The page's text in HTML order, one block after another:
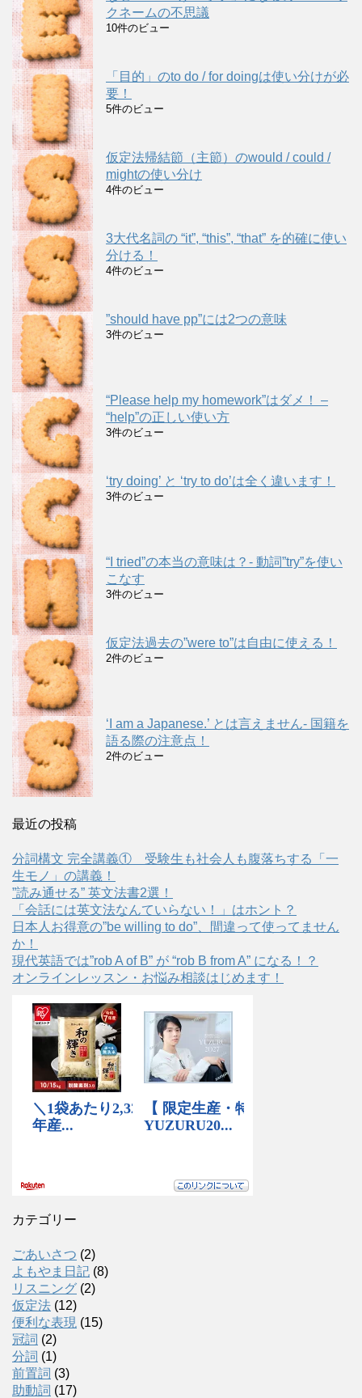
クネームの不思議
10件のビュー
「目的」のto do / for doingは使い分けが必
要！
5件のビュー
仮定法帰結節（主節）のwould / could /
mightの使い分け
4件のビュー
3大代名詞の “it”, “this”, “that” を的確に使い
分ける！
4件のビュー
”should have pp”には2つの意味
3件のビュー
“Please help my homework”はダメ！ –
“help”の正しい使い方
3件のビュー
‘try doing’ と ‘try to do’は全く違います！
3件のビュー
“I tried”の本当の意味は？- 動詞”try”を使い
こなす
3件のビュー
仮定法過去の”were to”は自由に使える！
2件のビュー
‘I am a Japanese.’ とは言えません- 国籍を
語る際の注意点！
2件のビュー
最近の投稿
分詞構文 完全講義① 受験生も社会人も腹落ちする「一
生モノ」の講義！
”読み通せる” 英文法書2選！
「会話には英文法なんていらない！」はホント？
日本人お得意の”be willing to do”、間違って使ってません
か！
現代英語では”rob A of B” が “rob B from A” になる！？
オンラインレッスン・お悩み相談はじめます！
カテゴリー
ごあいさつ (2)
よもやま日記 (8)
リスニング (2)
仮定法 (12)
便利な表現 (15)
冠詞 (2)
分詞 (1)
前置詞 (3)
助動詞 (17)